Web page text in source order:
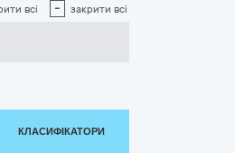
всі - закрити всі
КЛАСИФІКАТОРИ